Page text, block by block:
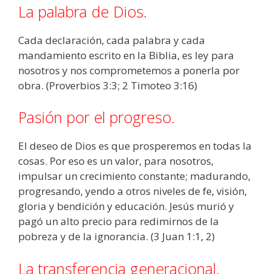
La palabra de Dios.
Cada declaración, cada palabra y cada
mandamiento escrito en la Biblia, es ley para
nosotros y nos comprometemos a ponerla por
obra. (Proverbios 3:3; 2 Timoteo 3:16)
Pasión por el progreso.
El deseo de Dios es que prosperemos en todas la
cosas. Por eso es un valor, para nosotros,
impulsar un crecimiento constante; madurando,
progresando, yendo a otros niveles de fe, visión,
gloria y bendición y educación. Jesús murió y
pagó un alto precio para redimirnos de la
pobreza y de la ignorancia. (3 Juan 1:1, 2)
La transferencia generacional.